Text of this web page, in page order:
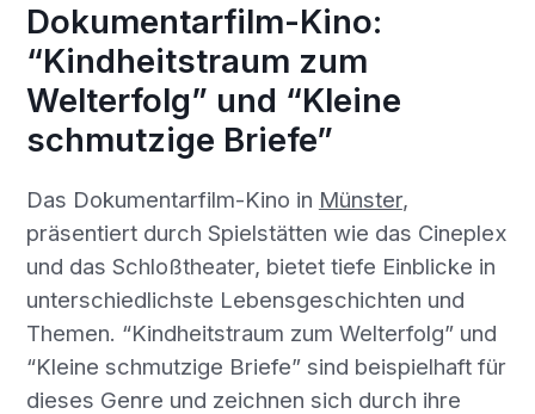
Dokumentarfilm-Kino:
“Kindheitstraum zum
Welterfolg” und “Kleine
schmutzige Briefe”
Das Dokumentarfilm-Kino in Münster,
präsentiert durch Spielstätten wie das Cineplex
und das Schloßtheater, bietet tiefe Einblicke in
unterschiedlichste Lebensgeschichten und
Themen. “Kindheitstraum zum Welterfolg” und
“Kleine schmutzige Briefe” sind beispielhaft für
dieses Genre und zeichnen sich durch ihre